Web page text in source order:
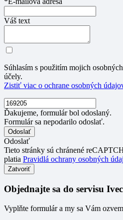
Váš text
Súhlasím s použitím mojich
účely.
Zistiť viac o ochrane osobných
Ďakujeme, formulár bol odoslaný.
Formulár sa nepodarilo odoslať.
Odoslať
Tieto stránky sú chránené
platia Pravidlá ochrany osobných
Zatvoriť
Objednajte sa do servisu
Vyplňte formulár a my sa Vám